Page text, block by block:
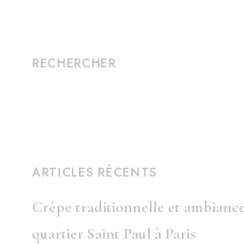
RECHERCHER
ARTICLES RÉCENTS
Crêpe traditionnelle et
quartier Saint Paul à Paris